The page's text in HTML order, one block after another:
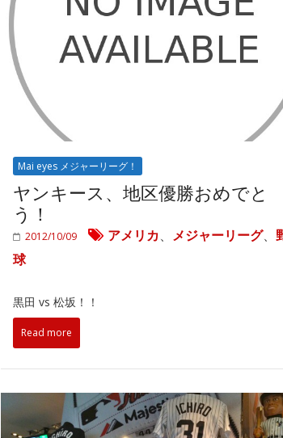
Mai eyes メジャーリーグ！
ヤンキース、地区優勝おめでと
う！
2012/10/09 アメリカ、 メジャーリーグ、
球
黒田 vs 松坂！！
Read more